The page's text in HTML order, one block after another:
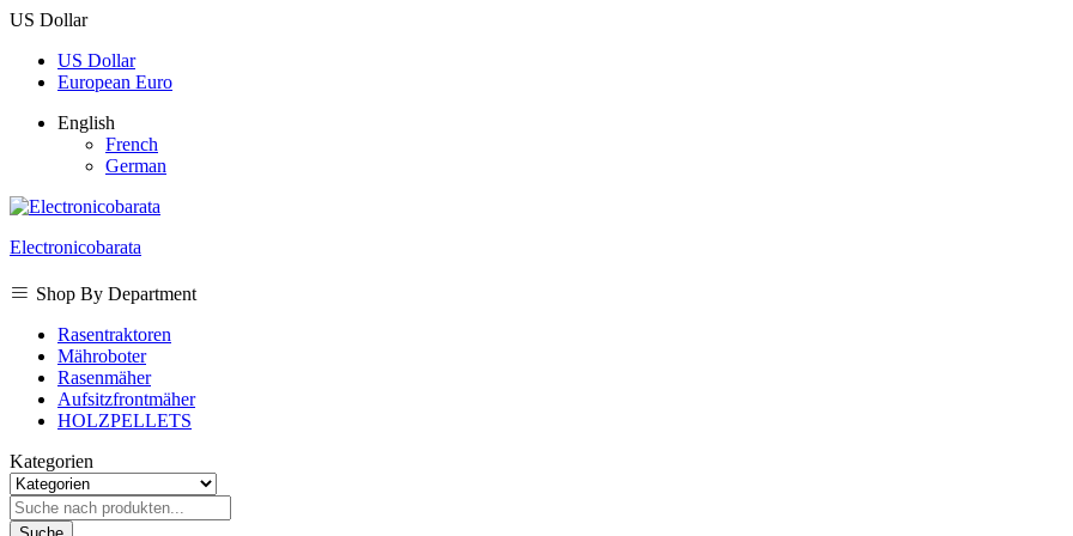
US Dollar
US Dollar
European Euro
English
French
German
Electronicobarata
Shop By Department
Rasentraktoren
Mähroboter
Rasenmäher
Aufsitzfrontmäher
HOLZPELLETS
Kategorien